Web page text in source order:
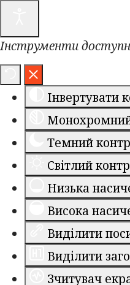
Інструменти
Інвертувати
Темний
Світлий
Низька
Висока
Виділити
Виділити
Зчитувач